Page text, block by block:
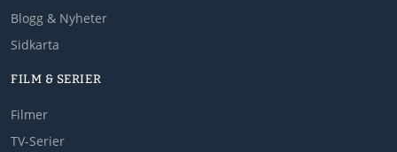
Blogg & Nyheter
Sidkarta
FILM & SERIER
Filmer
TV-Serier